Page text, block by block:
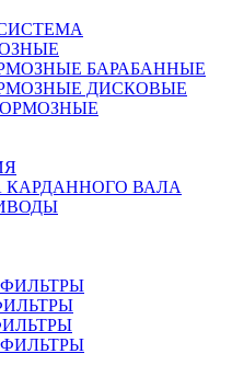
БАРАБАННЫЕ
ДИСКОВЫЕ
КАРДАННОГО ВАЛА